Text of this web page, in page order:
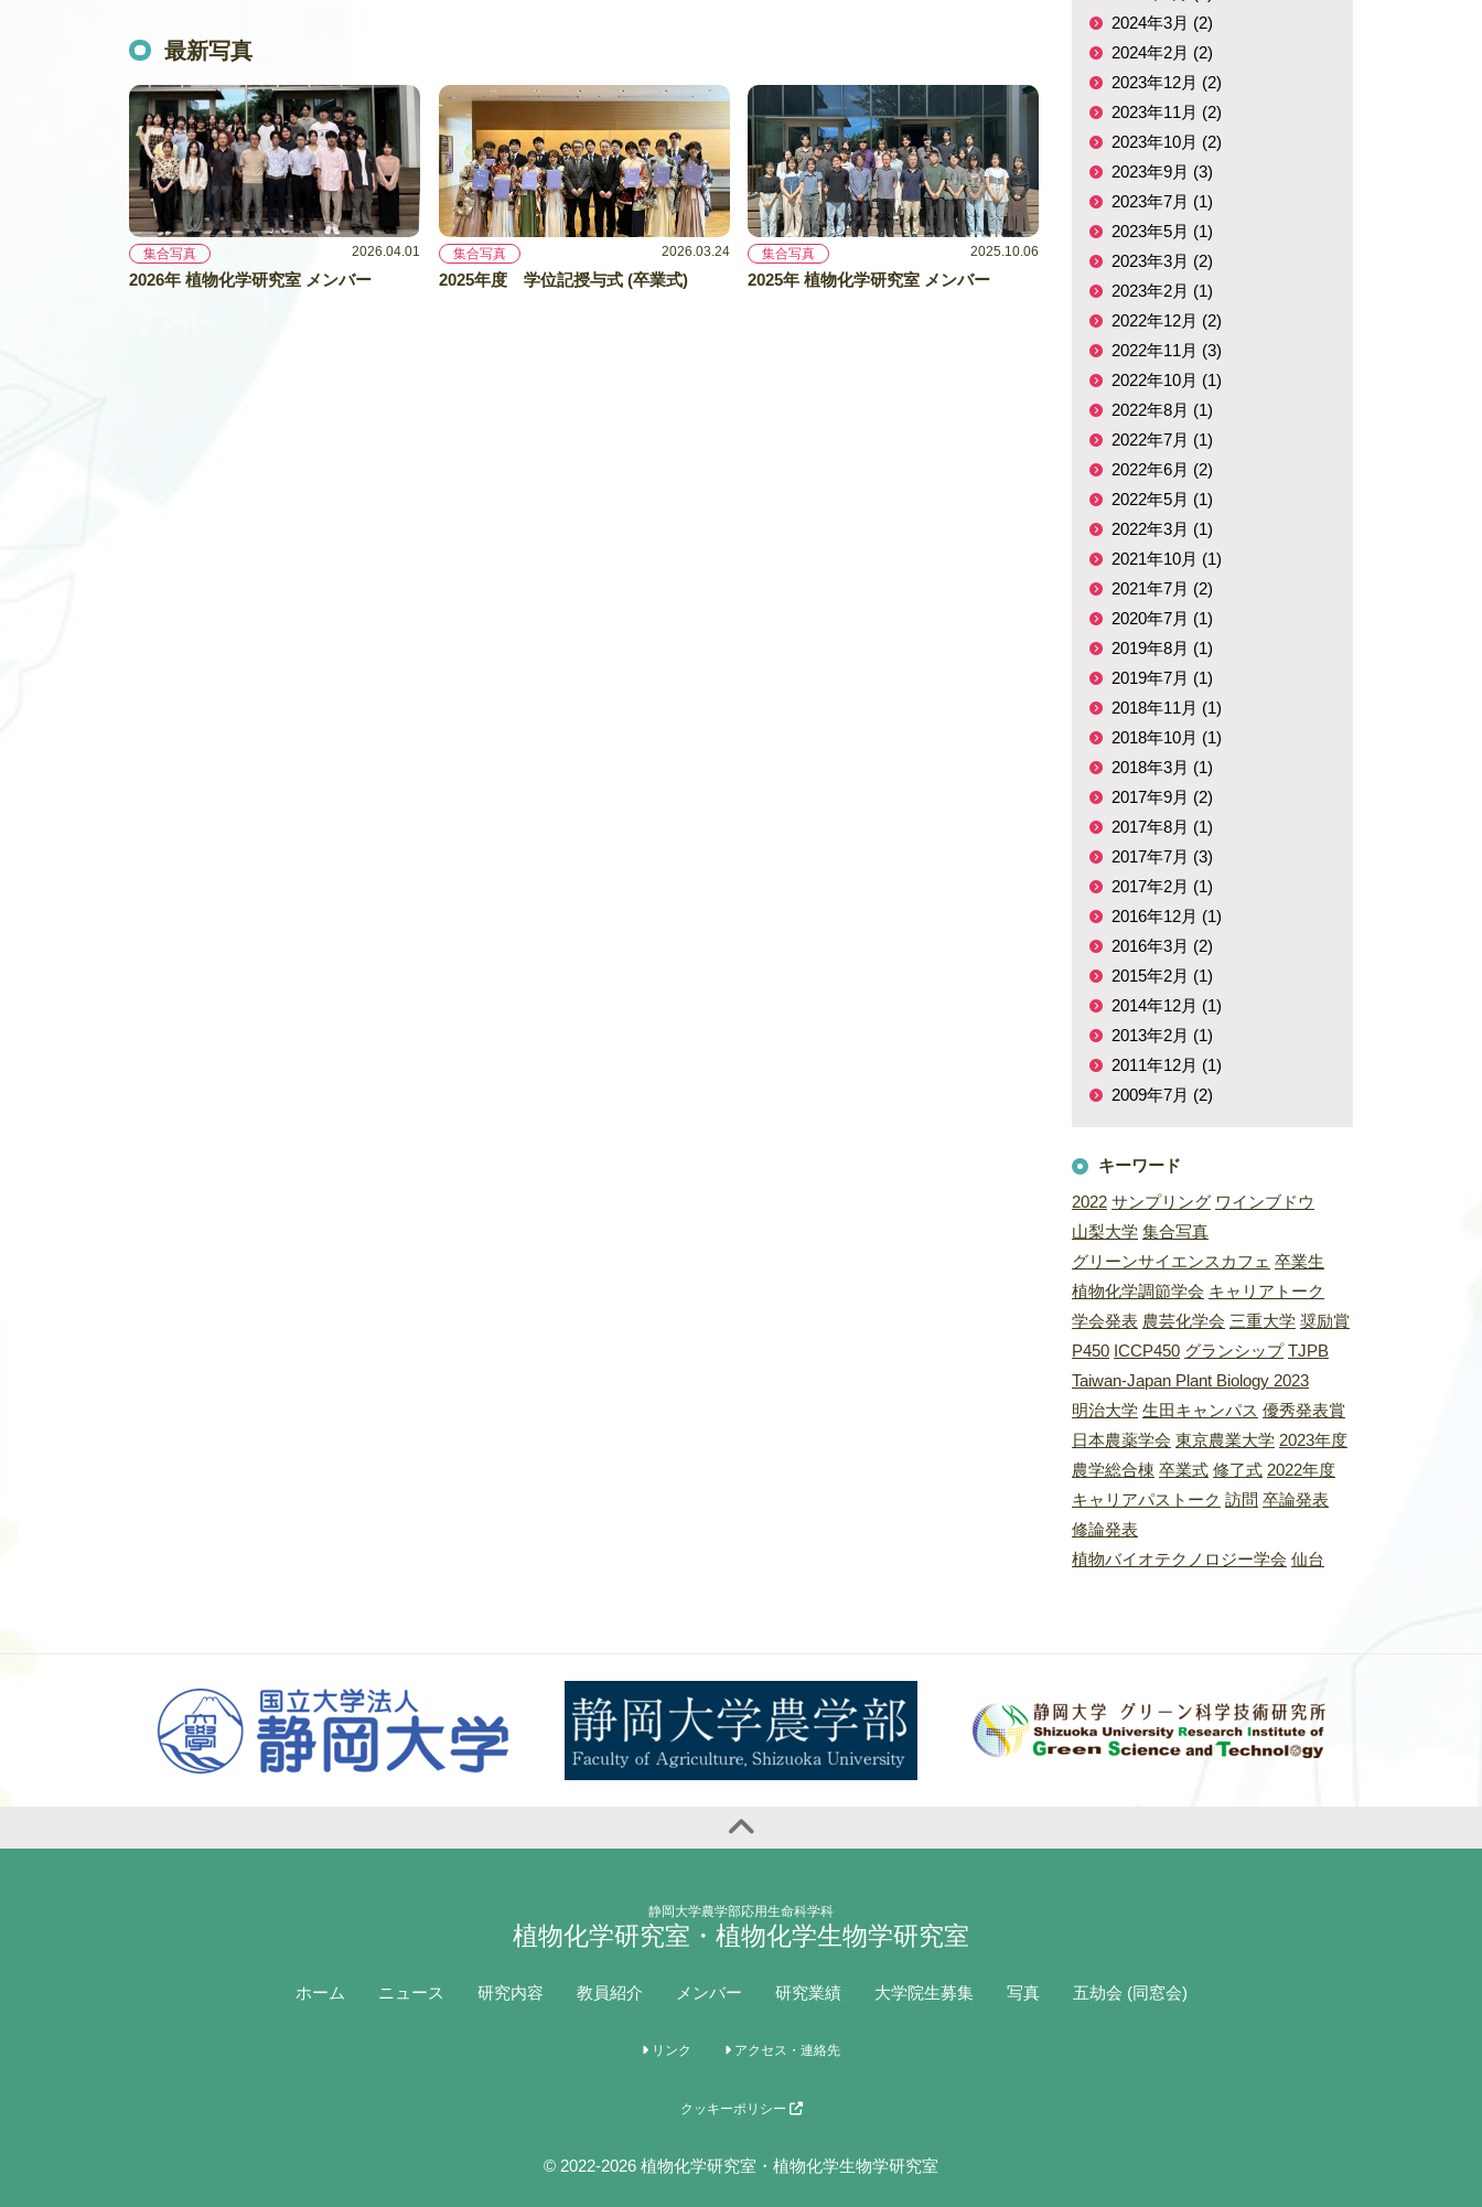
最新写真
集合写真 2026.04.01
2026年 植物化学研究室 メンバー
集合写真 2026.03.24
2025年度 学位記授与式 (卒業式)
集合写真 2025.10.06
2025年 植物化学研究室 メンバー
2024年3月 (2)
2024年2月 (2)
2023年12月 (2)
2023年11月 (2)
2023年10月 (2)
2023年9月 (3)
2023年7月 (1)
2023年5月 (1)
2023年3月 (2)
2023年2月 (1)
2022年12月 (2)
2022年11月 (3)
2022年10月 (1)
2022年8月 (1)
2022年7月 (1)
2022年6月 (2)
2022年5月 (1)
2022年3月 (1)
2021年10月 (1)
2021年7月 (2)
2020年7月 (1)
2019年8月 (1)
2019年7月 (1)
2018年11月 (1)
2018年10月 (1)
2018年3月 (1)
2017年9月 (2)
2017年8月 (1)
2017年7月 (3)
2017年2月 (1)
2016年12月 (1)
2016年3月 (2)
2015年2月 (1)
2014年12月 (1)
2013年2月 (1)
2011年12月 (1)
2009年7月 (2)
キーワード
2022 サンプリング ワインブドウ
山梨大学 集合写真
グリーンサイエンスカフェ 卒業生
植物化学調節学会 キャリアトーク
学会発表 農芸化学会 三重大学 奨励賞
P450 ICCP450 グランシップ TJPB
Taiwan-Japan Plant Biology 2023
明治大学 生田キャンパス 優秀発表賞
日本農薬学会 東京農業大学 2023年度
農学総合棟 卒業式 修了式 2022年度
キャリアパストーク 訪問 卒論発表
修論発表
植物バイオテクノロジー学会 仙台
静岡大学農学部応用生命科学科
植物化学研究室・植物化学生物学研究室
ホーム ニュース 研究内容 教員紹介 メンバー 研究業績 大学院生募集 写真 五劫会 (同窓会)
リンク アクセス・連絡先
クッキーポリシー
© 2022-2026 植物化学研究室・植物化学生物学研究室